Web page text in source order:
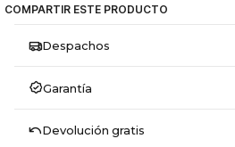
COMPARTIR ESTE PRODUCTO
Despachos
Garantía
Devolución gratis